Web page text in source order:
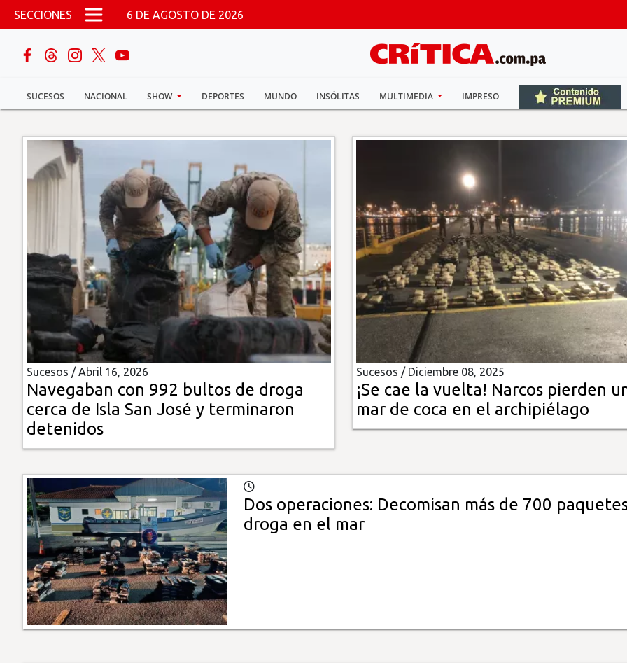
Pasar al contenido principal
SECCIONES 6 DE AGOSTO DE 2026
SUCESOS NACIONAL SHOW DEPORTES MUNDO INSÓLITAS MULTIMEDIA IMPRESO
buscar
Sucesos
Nacional
Política
Deportes
Insólitas
Multimedia
Impreso
Sucesos /Abril 16, 2026
Navegaban con 992 bultos de droga
cerca de Isla San José y terminaron
detenidos
Sucesos / Diciembre 08, 2025
¡Se cae la vuelta! Narcos pierden
mar de coca en el archipiélago
Dos operaciones: Decomisan más de 700
droga en el mar